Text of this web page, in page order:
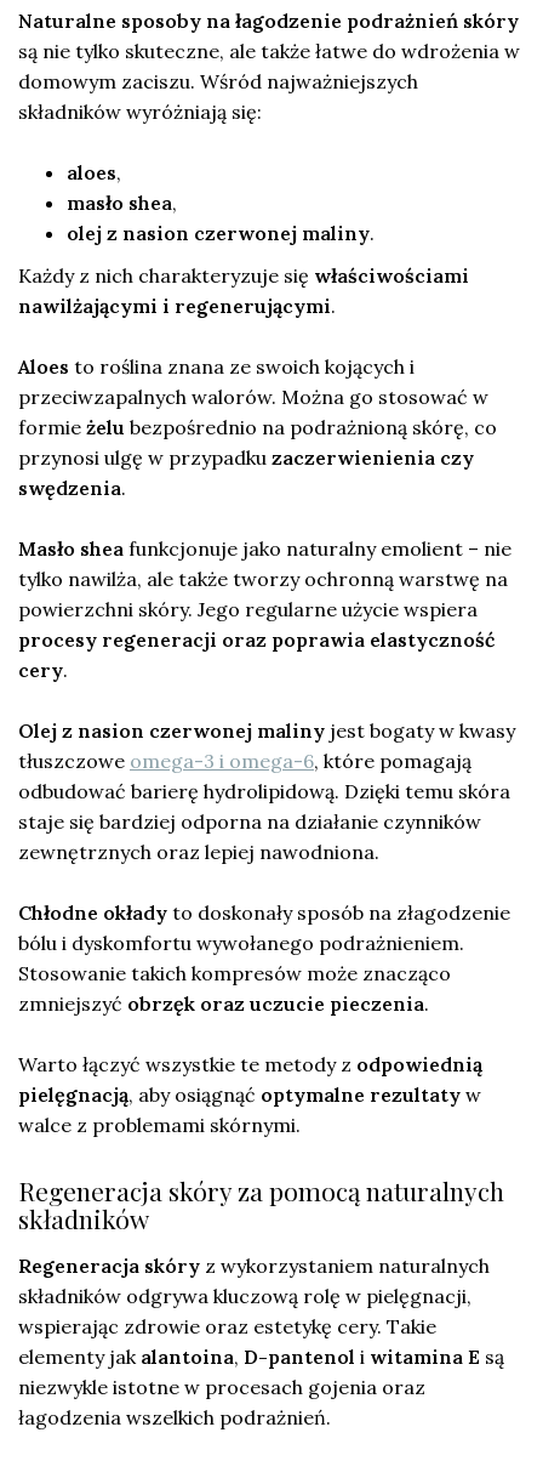
Naturalne sposoby na łagodzenie podrażnień skóry
są nie tylko skuteczne, ale także łatwe do wdrożenia w
domowym zaciszu. Wśród najważniejszych
składników wyróżniają się:
aloes,
masło shea,
olej z nasion czerwonej maliny.
Każdy z nich charakteryzuje się właściwościami
nawilżającymi i regenerującymi.
Aloes to roślina znana ze swoich kojących i
przeciwzapalnych walorów. Można go stosować w
formie żelu bezpośrednio na podrażnioną skórę, co
przynosi ulgę w przypadku zaczerwienienia czy
swędzenia.
Masło shea funkcjonuje jako naturalny emolient – nie
tylko nawilża, ale także tworzy ochronną warstwę na
powierzchni skóry. Jego regularne użycie wspiera
procesy regeneracji oraz poprawia elastyczność
cery.
Olej z nasion czerwonej maliny jest bogaty w kwasy
tłuszczowe omega-3 i omega-6, które pomagają
odbudować barierę hydrolipidową. Dzięki temu skóra
staje się bardziej odporna na działanie czynników
zewnętrznych oraz lepiej nawodniona.
Chłodne okłady to doskonały sposób na złagodzenie
bólu i dyskomfortu wywołanego podrażnieniem.
Stosowanie takich kompresów może znacząco
zmniejszyć obrzęk oraz uczucie pieczenia.
Warto łączyć wszystkie te metody z odpowiednią
pielęgnacją, aby osiągnąć optymalne rezultaty w
walce z problemami skórnymi.
Regeneracja skóry za pomocą naturalnych
składników
Regeneracja skóry z wykorzystaniem naturalnych
składników odgrywa kluczową rolę w pielęgnacji,
wspierając zdrowie oraz estetykę cery. Takie
elementy jak alantoina, D-pantenol i witamina E są
niezwykle istotne w procesach gojenia oraz
łagodzenia wszelkich podrażnień.